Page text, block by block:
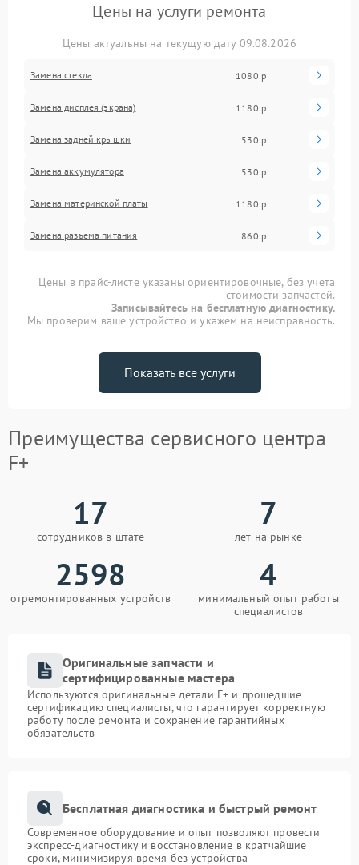
Цены на услуги ремонта
Цены актуальны на текущую дату 09.08.2026
Замена стекла 1080 р
Замена дисплея (экрана) 1180 р
Замена задней крышки 530 р
Замена аккумулятора 530 р
Замена материнской платы 1180 р
Замена разъема питания 860 р
Цены в прайс-листе указаны ориентировочные, без учета
стоимости запчастей.
Записывайтесь на бесплатную диагностику.
Мы проверим ваше устройство и укажем на неисправность.
Показать все услуги
Преимущества сервисного центра
F+
17
сотрудников в штате
7
лет на рынке
2598
отремонтированных устройств
4
минимальный опыт работы
специалистов
Оригинальные запчасти и
сертифицированные мастера
Используются оригинальные детали F+ и прошедшие
сертификацию специалисты, что гарантирует корректную
работу после ремонта и сохранение гарантийных
обязательств
Бесплатная диагностика и быстрый ремонт
Современное оборудование и опыт позволяют провести
экспресс-диагностику и восстановление в кратчайшие
сроки, минимизируя время без устройства